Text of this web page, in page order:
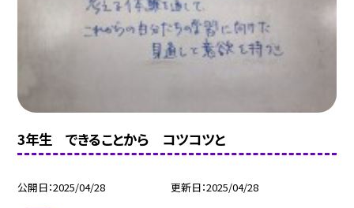
3年生 できることから コツコツと
公開日 2025/04/28 更新日 2025/04/28